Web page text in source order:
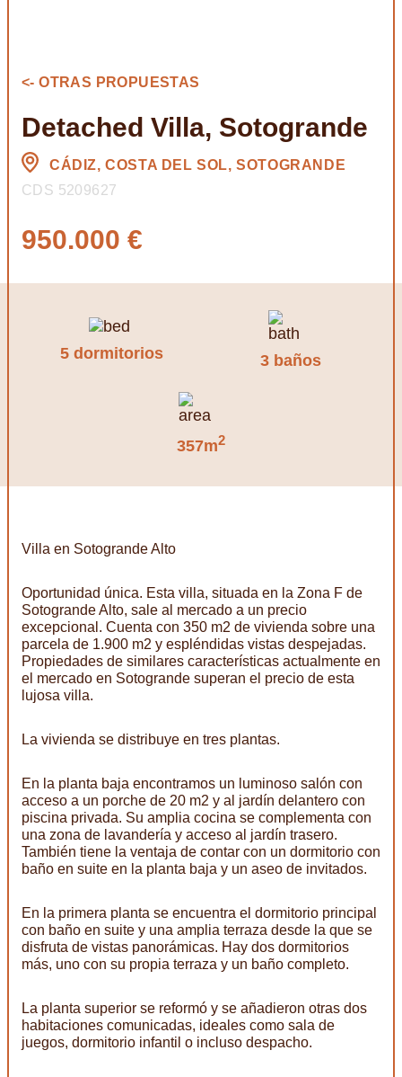
<- OTRAS PROPUESTAS
Detached Villa, Sotogrande
CÁDIZ, COSTA DEL SOL, SOTOGRANDE
CDS 5209627
950.000 €
5 dormitorios 3 baños
357m2
Villa en Sotogrande Alto
Oportunidad única. Esta villa, situada en la Zona F de
Sotogrande Alto, sale al mercado a un precio
excepcional. Cuenta con 350 m2 de vivienda sobre una
parcela de 1.900 m2 y espléndidas vistas despejadas.
Propiedades de similares características actualmente en
el mercado en Sotogrande superan el precio de esta
lujosa villa.
La vivienda se distribuye en tres plantas.
En la planta baja encontramos un luminoso salón con
acceso a un porche de 20 m2 y al jardín delantero con
piscina privada. Su amplia cocina se complementa con
una zona de lavandería y acceso al jardín trasero.
También tiene la ventaja de contar con un dormitorio con
baño en suite en la planta baja y un aseo de invitados.
En la primera planta se encuentra el dormitorio principal
con baño en suite y una amplia terraza desde la que se
disfruta de vistas panorámicas. Hay dos dormitorios
más, uno con su propia terraza y un baño completo.
La planta superior se reformó y se añadieron otras dos
habitaciones comunicadas, ideales como sala de
juegos, dormitorio infantil o incluso despacho.